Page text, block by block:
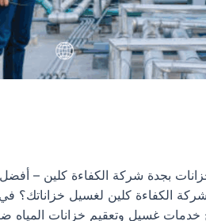
بجدة شركة الكفاءة كلين –
الكفاءة كلين لغسيل خزاناتك؟
خدمات غسيل وتعقيم خزانات